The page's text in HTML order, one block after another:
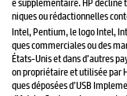
niques ou rédactionnelles
Intel, Pentium, le logo Intel,
ques commerciales ou des
États-Unis et dans d’autres
on propriétaire et utilisée par
ques déposées d’USB